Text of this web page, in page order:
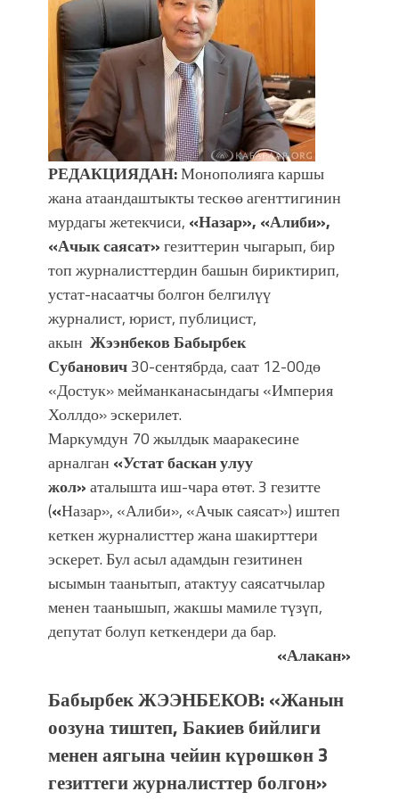
ЖУСУП АБДРАХМАНОВ
РЕДАКЦИЯДАН:Монополияга каршы
жана атаандаштыкты тескөө агенттигинин
мурдагы жетекчиси, «Назар», «Алиби»,
«Ачык саясат»гезиттерин чыгарып, бир
топ журналисттердин башын бириктирип,
устат-насаатчы болгон белгилүү
журналист, юрист, публицист,
акын Жээнбеков Бабырбек
Субанович30-сентябрда, саат 12-00дө
«Достук» мейманканасындагы «Империя
Холлдо» эскерилет.
Маркумдун 70 жылдык мааракесине
арналган «Устат баскан улуу
жол»аталышта иш-чара өтөт. 3 гезитте
(«Назар», «Алиби», «Ачык саясат») иштеп
кеткен журналисттер жана шакирттери
эскерет. Бул асыл адамдын гезитинен
ысымын таанытып, атактуу саясатчылар
менен таанышып, жакшы мамиле түзүп,
депутат болуп кеткендери да бар.
«Алакан»
Бабырбек ЖЭЭНБЕКОВ: «Жанын
оозуна тиштеп, Бакиев бийлиги
менен аягына чейин күрөшкөн 3
гезиттеги журналисттер болгон»